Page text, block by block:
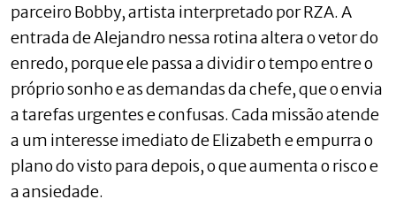
parceiro Bobby, artista interpretado por RZA. A
entrada de Alejandro nessa rotina altera o vetor do
enredo, porque ele passa a dividir o tempo entre o
próprio sonho e as demandas da chefe, que o envia
a tarefas urgentes e confusas. Cada missão atende
a um interesse imediato de Elizabeth e empurra o
plano do visto para depois, o que aumenta o risco e
a ansiedade.